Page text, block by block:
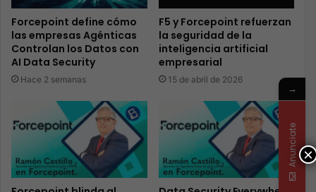
Forcepoint define cómo
las empresas Agénticas
Controlan los Datos con
AI Data Security
Hace 2 semanas
F5 y Forcepoint refuerzan
la seguridad de la
inteligencia artificial
empresarial
15 de abril de 2026
×
→
Anunciate